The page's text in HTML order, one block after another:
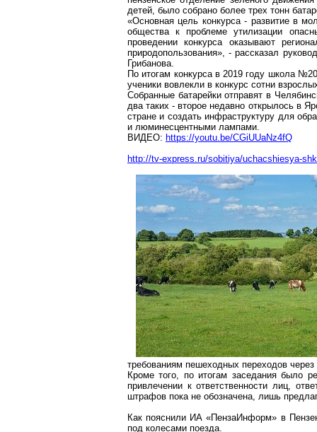
детей, было собрано более трех тонн
«Основная цель конкурса - развитие в
общества к проблеме утилизации
проведении конкурса оказывают
природопользования», - рассказал
Грибанова.
По итогам конкурса в 2019 году школа
ученики вовлекли в конкурс сотни
Собранные батарейки отправят в
два таких - второе недавно открылось в
стране и создать инфраструктуру для
и люминесцентными лампами.
ВИДЕО: https://youtu.be/CGiUUaNz4fQ
http://tv-express.ru/sobitiya/uchacshiesya-
требованиям пешеходных переходов
Кроме того, по итогам заседания было
привлечении к ответственности лиц,
штрафов пока не обозначена, лишь
Как пояснили ИА «ПензаИнформ» в
под колесами поезда.